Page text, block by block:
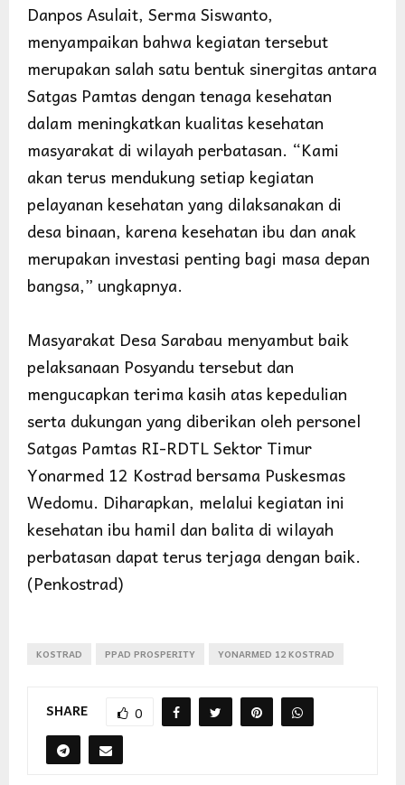
Danpos Asulait, Serma Siswanto,
menyampaikan bahwa kegiatan tersebut
merupakan salah satu bentuk sinergitas antara
Satgas Pamtas dengan tenaga kesehatan
dalam meningkatkan kualitas kesehatan
masyarakat di wilayah perbatasan. “Kami
akan terus mendukung setiap kegiatan
pelayanan kesehatan yang dilaksanakan di
desa binaan, karena kesehatan ibu dan anak
merupakan investasi penting bagi masa depan
bangsa,” ungkapnya.
Masyarakat Desa Sarabau menyambut baik
pelaksanaan Posyandu tersebut dan
mengucapkan terima kasih atas kepedulian
serta dukungan yang diberikan oleh personel
Satgas Pamtas RI-RDTL Sektor Timur
Yonarmed 12 Kostrad bersama Puskesmas
Wedomu. Diharapkan, melalui kegiatan ini
kesehatan ibu hamil dan balita di wilayah
perbatasan dapat terus terjaga dengan baik.
(Penkostrad)
KOSTRAD PPAD PROSPERITY YONARMED 12 KOSTRAD
SHARE 0